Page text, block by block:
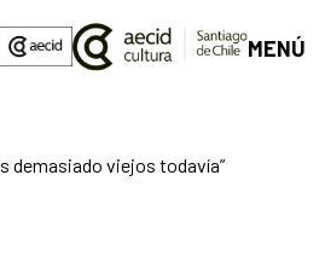
MENÚ
demasiado viejos todavía”